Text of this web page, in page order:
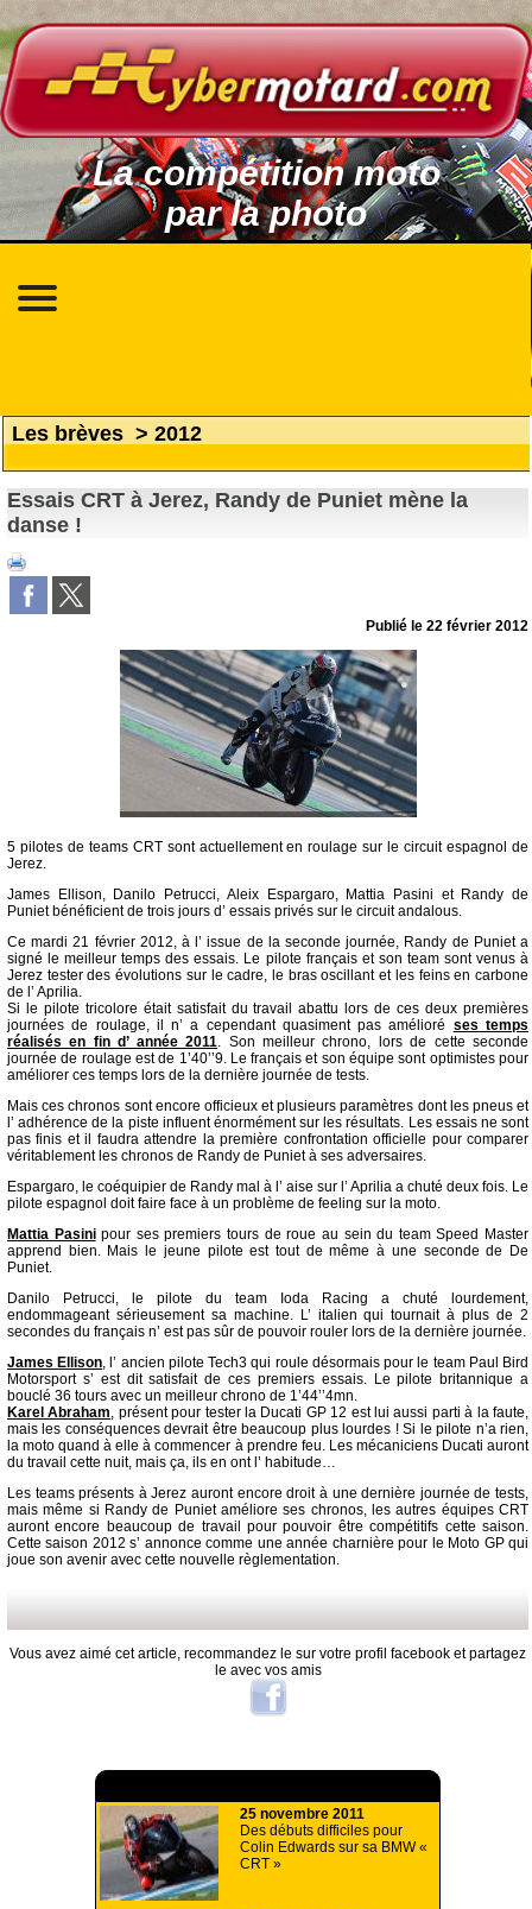
La compétition moto
par la photo
Les brèves > 2012
Essais CRT à Jerez, Randy de Puniet mène la
danse !
Publié le22 février 2012
5 pilotes de teams CRT sont actuellement en roulage sur le circuit espagnol de
Jerez.
James Ellison, Danilo Petrucci, Aleix Espargaro, Mattia Pasini et Randy de
Puniet bénéficient de trois jours d’ essais privés sur le circuit andalous.
Ce mardi 21 février 2012, à l’ issue de la seconde journée, Randy de Puniet a
signé le meilleur temps des essais. Le pilote français et son team sont venus à
Jerez tester des évolutions sur le cadre, le bras oscillant et les feins en carbone
de l’ Aprilia.
Si le pilote tricolore était satisfait du travail abattu lors de ces deux premières
journées de roulage, il n’ a cependant quasiment pas amélioré ses temps
réalisés en fin d’ année 2011. Son meilleur chrono, lors de cette seconde
journée de roulage est de 1’40’’9. Le français et son équipe sont optimistes pour
améliorer ces temps lors de la dernière journée de tests.
Mais ces chronos sont encore officieux et plusieurs paramètres dont les pneus et
l’ adhérence de la piste influent énormément sur les résultats. Les essais ne sont
pas finis et il faudra attendre la première confrontation officielle pour comparer
véritablement les chronos de Randy de Puniet à ses adversaires.
Espargaro, le coéquipier de Randy mal à l’ aise sur l’ Aprilia a chuté deux fois. Le
pilote espagnol doit faire face à un problème de feeling sur la moto.
Mattia Pasinipour ses premiers tours de roue au sein du team Speed Master
apprend bien. Mais le jeune pilote est tout de même à une seconde de De
Puniet.
Danilo Petrucci, le pilote du team Ioda Racing a chuté lourdement,
endommageant sérieusement sa machine. L’ italien qui tournait à plus de 2
secondes du français n’ est pas sûr de pouvoir rouler lors de la dernière journée.
James Ellison, l’ ancien pilote Tech3 qui roule désormais pour le team Paul Bird
Motorsport s’ est dit satisfait de ces premiers essais. Le pilote britannique a
bouclé 36 tours avec un meilleur chrono de 1’44’’4mn.
Karel Abraham, présent pour tester la Ducati GP 12 est lui aussi parti à la faute,
mais les conséquences devrait être beaucoup plus lourdes ! Si le pilote n’a rien,
la moto quand à elle à commencer à prendre feu. Les mécaniciens Ducati auront
du travail cette nuit, mais ça, ils en ont l’ habitude…
Les teams présents à Jerez auront encore droit à une dernière journée de tests,
mais même si Randy de Puniet améliore ses chronos, les autres équipes CRT
auront encore beaucoup de travail pour pouvoir être compétitifs cette saison.
Cette saison 2012 s’ annonce comme une année charnière pour le Moto GP qui
joue son avenir avec cette nouvelle règlementation.
Vous avez aimé cet article, recommandez le sur votre profil facebook et partagez
le avec vos amis
25 novembre 2011
Des débuts difficiles pour
Colin Edwards sur sa BMW «
CRT »